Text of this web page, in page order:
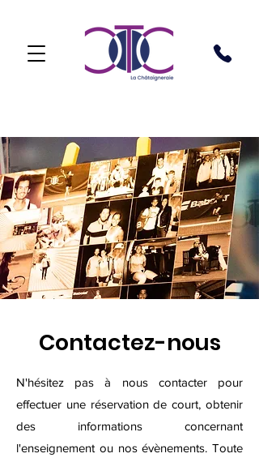
Contactez-nous
N'hésitez pas à nous contacter pour
effectuer une réservation de court, obtenir
des informations concernant
l'enseignement ou nos évènements. Toute